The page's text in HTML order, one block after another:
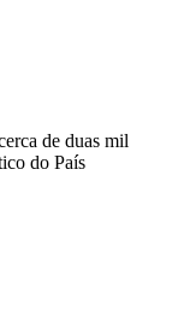
de duas mil
do País